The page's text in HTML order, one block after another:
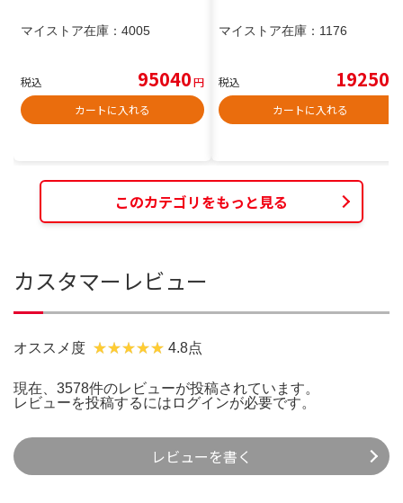
マイストア在庫： 4005
税込 95040円
カートに入れる
マイストア在庫： 1176
税込 19250
カートに入れる
このカテゴリをもっと見る
カスタマーレビュー
オススメ度 4.8点
現在、3578件のレビューが投稿されています。
レビューを投稿するには ログインが必要です。
レビューを書く